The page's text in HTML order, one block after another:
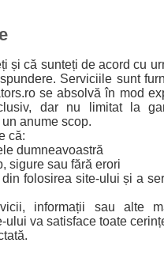
și că sunteți de acord cu
Serviciile sunt
se absolvă în mod
dar nu limitat la
anume scop.
că:
dumneavoastră
sigure sau fără erori
folosirea site-ului și a
informații sau alte
ului va satisface toate